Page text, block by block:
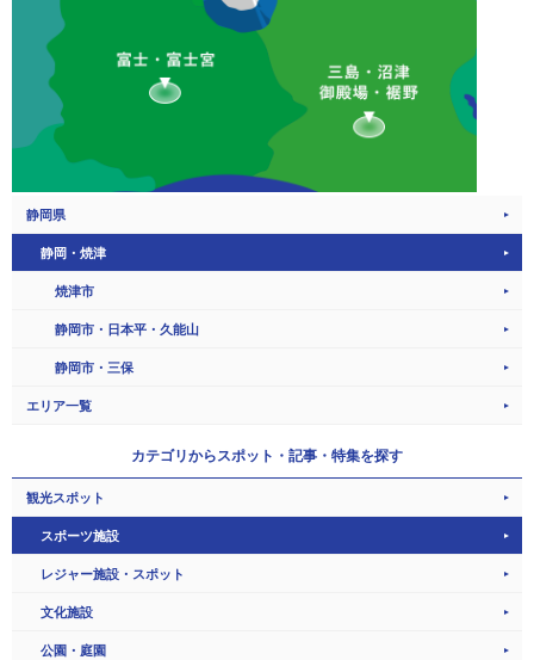
静岡県
静岡・焼津
焼津市
静岡市・日本平・久能山
静岡市・三保
エリア一覧
カテゴリからスポット・記事・特集を探す
観光スポット
スポーツ施設
レジャー施設・スポット
文化施設
公園・庭園